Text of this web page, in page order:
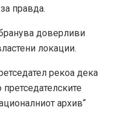
правда.
доверливи
локации.
рекоа дека
архив“